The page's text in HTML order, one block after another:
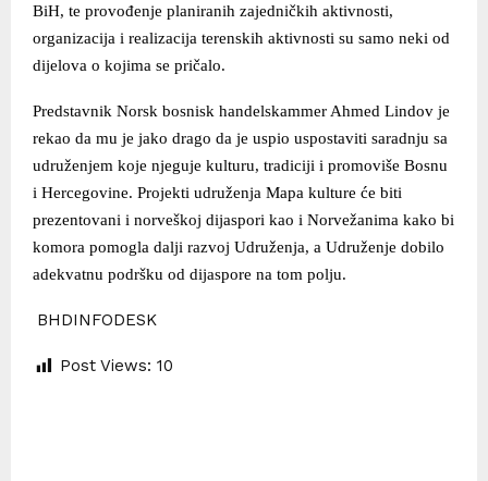
BiH, te provođenje planiranih zajedničkih aktivnosti,
organizacija i realizacija terenskih aktivnosti su samo neki od
dijelova o kojima se pričalo.
Predstavnik Norsk bosnisk handelskammer Ahmed Lindov je
rekao da mu je jako drago da je uspio uspostaviti saradnju sa
udruženjem koje njeguje kulturu, tradiciji i promoviše Bosnu
i Hercegovine. Projekti udruženja Mapa kulture će biti
prezentovani i norveškoj dijaspori kao i Norvežanima kako bi
komora pomogla dalji razvoj Udruženja, a Udruženje dobilo
adekvatnu podršku od dijaspore na tom polju.
BHDINFODESK
Post Views: 10